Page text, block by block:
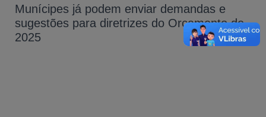
Munícipes já podem enviar demandas e
sugestões para diretrizes do Orçamento de
2025